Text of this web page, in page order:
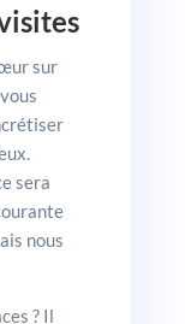
sur
sera
nous
? Il